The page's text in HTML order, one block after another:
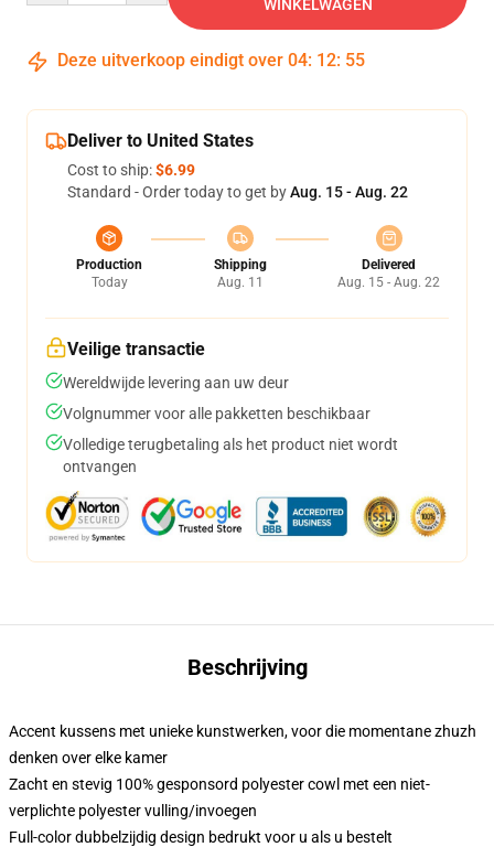
WINKELWAGEN
Deze uitverkoop eindigt over 04: 12: 54
Deliver to United States
Cost to ship:$6.99
Standard - Order today to get byAug. 15 - Aug. 22
Production
Today
Shipping
Aug. 11
Delivered
Aug. 15 - Aug. 22
Veilige transactie
Wereldwijde levering aan uw deur
Volgnummer voor alle pakketten beschikbaar
Volledige terugbetaling als het product niet wordt
ontvangen
Beschrijving
Accent kussens met unieke kunstwerken, voor die momentane zhuzh
denken over elke kamer
Zacht en stevig 100% gesponsord polyester cowl met een niet-
verplichte polyester vulling/invoegen
Full-color dubbelzijdig design bedrukt voor u als u bestelt